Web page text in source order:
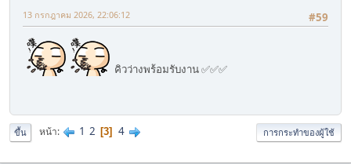
#59
13 กรกฎาคม 2026, 22:06:12
คิวว่างพร้อมรับงาน ✅✅✅
ขึ้น หน้า 1 2 3 4 การกระทำของผู้ใช้